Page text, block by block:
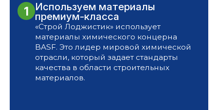
1
Используем материалы
премиум-класса
«Строй Лоджистик» использует
материалы химического концерна
BASF. Это лидер мировой химической
отрасли, который задает стандарты
качества в области строительных
материалов.